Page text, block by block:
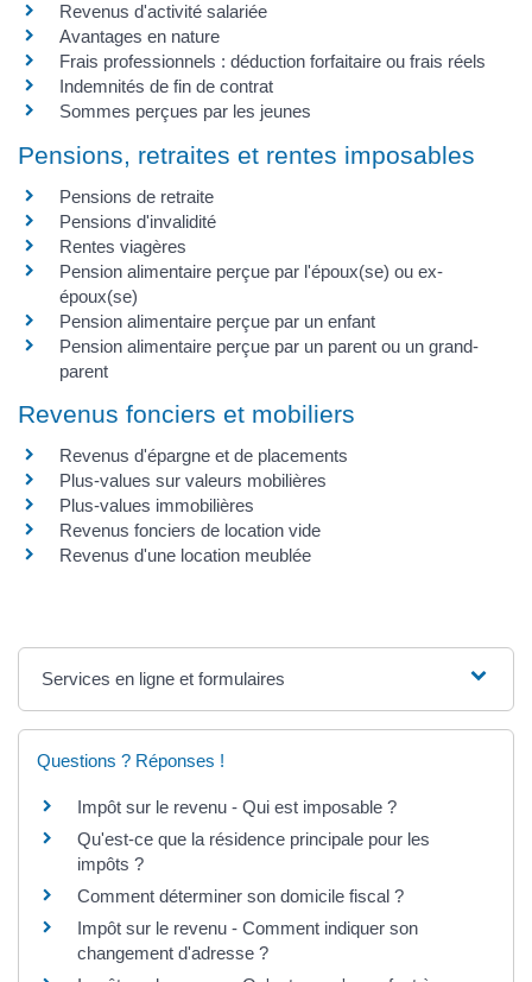
Revenus d'activité salariée
Avantages en nature
Frais professionnels : déduction forfaitaire ou frais réels
Indemnités de fin de contrat
Sommes perçues par les jeunes
Pensions, retraites et rentes imposables
Pensions de retraite
Pensions d'invalidité
Rentes viagères
Pension alimentaire perçue par l'époux(se) ou ex-
époux(se)
Pension alimentaire perçue par un enfant
Pension alimentaire perçue par un parent ou un grand-
parent
Revenus fonciers et mobiliers
Revenus d'épargne et de placements
Plus-values sur valeurs mobilières
Plus-values immobilières
Revenus fonciers de location vide
Revenus d'une location meublée
Services en ligne et formulaires
Questions ? Réponses !
Impôt sur le revenu - Qui est imposable ?
Qu'est-ce que la résidence principale pour les
impôts ?
Comment déterminer son domicile fiscal ?
Impôt sur le revenu - Comment indiquer son
changement d'adresse ?